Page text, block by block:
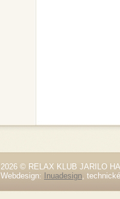
2026 © RELAX KLUB JARILO
Webdesign:
Inuadesign,